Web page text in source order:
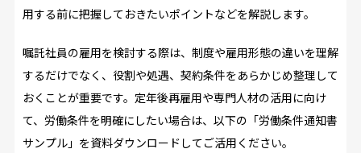
用する前に把握しておきたいポイントなどを解説します。
嘱託社員の雇用を検討する際は、制度や雇用形態の違いを理解
するだけでなく、役割や処遇、契約条件をあらかじめ整理して
おくことが重要です。定年後再雇用や専門人材の活用に向け
て、労働条件を明確にしたい場合は、以下の「労働条件通知書
サンプル」を資料ダウンロードしてご活用ください。